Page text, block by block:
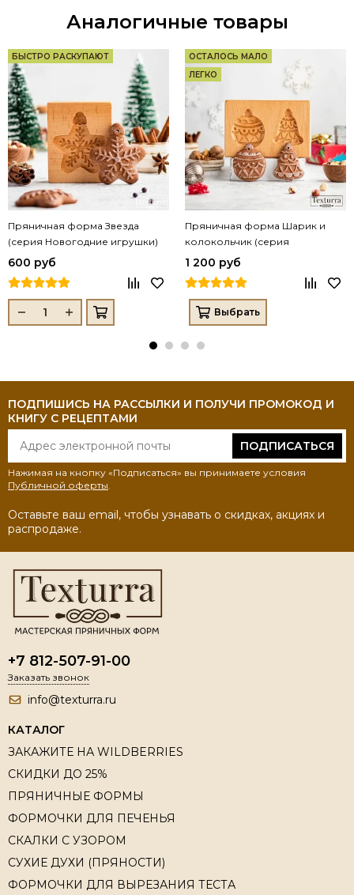
Аналогичные товары
БЫСТРО РАСКУПАЮТ
Пряничная форма Звезда
(серия Новогодние игрушки)
600 руб
ОСТАЛОСЬ МАЛО
ЛЕГКО
Пряничная форма Шарик и
колокольчик (серия
Новогодние игрушки)
1 200 руб
Выбрать
ПОДПИШИСЬ НА РАССЫЛКИ И ПОЛУЧИ ПРОМОКОД И
КНИГУ С РЕЦЕПТАМИ
ПОДПИСАТЬСЯ
Нажимая на кнопку «Подписаться» вы принимаете условия
Публичной оферты
Оставьте ваш email, чтобы узнавать о скидках, акциях и
распродаже.
+7 812-507-91-00
Заказать звонок
info@texturra.ru
КАТАЛОГ
ЗАКАЖИТЕ НА WILDBERRIES
СКИДКИ ДО 25%
ПРЯНИЧНЫЕ ФОРМЫ
ФОРМОЧКИ ДЛЯ ПЕЧЕНЬЯ
СКАЛКИ С УЗОРОМ
СУХИЕ ДУХИ (ПРЯНОСТИ)
ФОРМОЧКИ ДЛЯ ВЫРЕЗАНИЯ ТЕСТА